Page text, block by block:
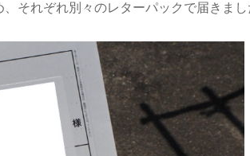
それぞれ別々のレターパックで届きまし